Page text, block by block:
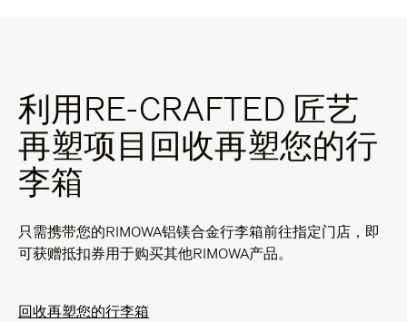
利用RE-CRAFTED 匠艺
再塑项目回收再塑您的行
李箱
只需携带您的RIMOWA铝镁合金行李箱前往指定门店，即
可获赠抵扣券用于购买其他RIMOWA产品。
回收再塑您的行李箱